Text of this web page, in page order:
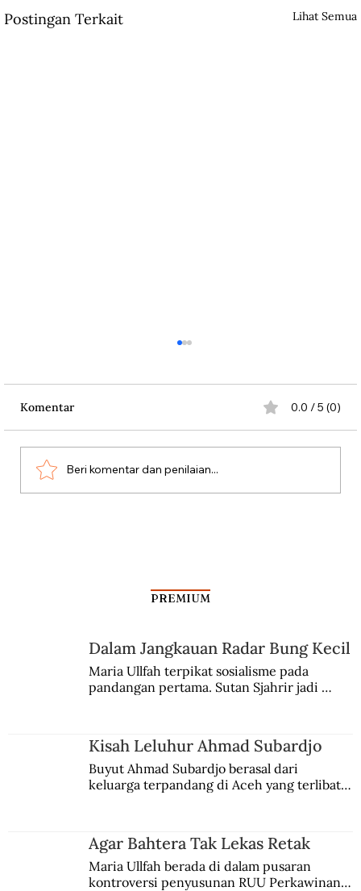
Postingan Terkait Lihat Semua
Percasi dari Masa Revolusi
Komentar 0.0 / 5 (0)
Beri komentar dan penilaian...
PREMIUM
Dalam Jangkauan Radar Bung Kecil
Maria Ullfah terpikat sosialisme pada
pandangan pertama. Sutan Sjahrir jadi
Kisah Leluhur Ahmad Subardjo
Buyut Ahmad Subardjo berasal dari
keluarga terpandang di Aceh yang terlibat
Agar Bahtera Tak Lekas Retak
Maria Ullfah berada di dalam pusaran
kontroversi penyusunan RUU Perkawinan.